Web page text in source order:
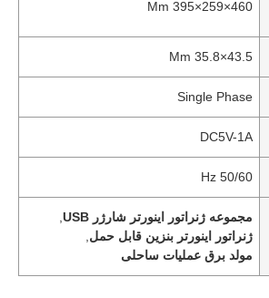
460×259×395 Mm
43.5×35.8 Mm
Single Phase
DC5V-1A
50/60 Hz
مجموعه ژنراتور اینورتر شارژر USB
ژنراتور اینورتر بنزین قابل حمل
مولد برق عملیات ساحلی